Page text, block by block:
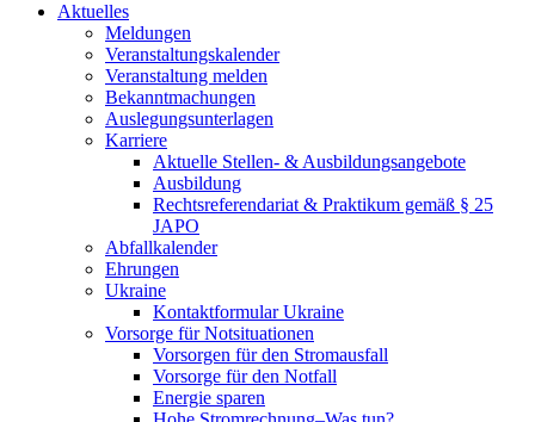
Aktuelles
Meldungen
Veranstaltungskalender
Veranstaltung melden
Bekanntmachungen
Auslegungsunterlagen
Karriere
Aktuelle Stellen- & Ausbildungsangebote
Ausbildung
Rechtsreferendariat & Praktikum gemäß § 25
JAPO
Abfallkalender
Ehrungen
Ukraine
Kontaktformular Ukraine
Vorsorge für Notsituationen
Vorsorgen für den Stromausfall
Vorsorge für den Notfall
Energie sparen